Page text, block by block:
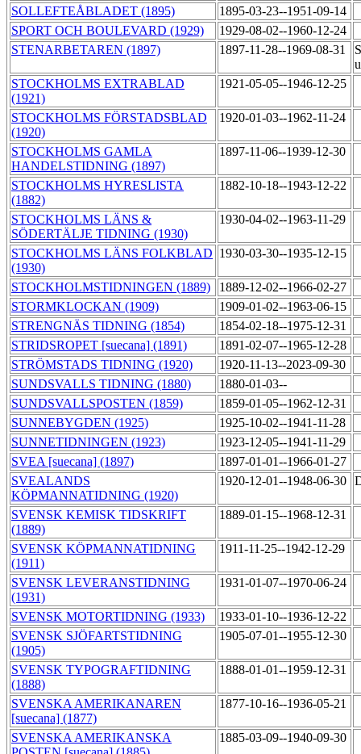
SOLLEFTEÅBLADET (1895)
1895-03-23--1951-09-14
SPORT OCH BOULEVARD (1929)
1929-08-02--1960-12-24
STENARBETAREN (1897)
1897-11-28--1969-08-31
STOCKHOLMS EXTRABLAD
(1921)
1921-05-05--1946-12-25
STOCKHOLMS FÖRSTADSBLAD
(1920)
1920-01-03--1962-11-24
STOCKHOLMS GAMLA
HANDELSTIDNING (1897)
1897-11-06--1939-12-30
STOCKHOLMS HYRESLISTA
(1882)
1882-10-18--1943-12-22
STOCKHOLMS LÄNS &
SÖDERTÄLJE TIDNING (1930)
1930-04-02--1963-11-29
STOCKHOLMS LÄNS FOLKBLAD
(1930)
1930-03-30--1935-12-15
STOCKHOLMSTIDNINGEN (1889)
1889-12-02--1966-02-27
STORMKLOCKAN (1909)
1909-01-02--1963-06-15
STRENGNÄS TIDNING (1854)
1854-02-18--1975-12-31
STRIDSROPET [suecana] (1891)
1891-02-07--1965-12-28
STRÖMSTADS TIDNING (1920)
1920-11-13--2023-09-30
SUNDSVALLS TIDNING (1880)
1880-01-03--
SUNDSVALLSPOSTEN (1859)
1859-01-05--1962-12-31
SUNNEBYGDEN (1925)
1925-10-02--1941-11-28
SUNNETIDNINGEN (1923)
1923-12-05--1941-11-29
SVEA [suecana] (1897)
1897-01-01--1966-01-27
SVEALANDS
KÖPMANNATIDNING (1920)
1920-12-01--1948-06-30
SVENSK KEMISK TIDSKRIFT
(1889)
1889-01-15--1968-12-31
SVENSK KÖPMANNATIDNING
(1911)
1911-11-25--1942-12-29
SVENSK LEVERANSTIDNING
(1931)
1931-01-07--1970-06-24
SVENSK MOTORTIDNING (1933)
1933-01-10--1936-12-22
SVENSK SJÖFARTSTIDNING
(1905)
1905-07-01--1955-12-30
SVENSK TYPOGRAFTIDNING
(1888)
1888-01-01--1959-12-31
SVENSKA AMERIKANAREN
[suecana] (1877)
1877-10-16--1936-05-21
SVENSKA AMERIKANSKA
1885-03-09--1940-09-30